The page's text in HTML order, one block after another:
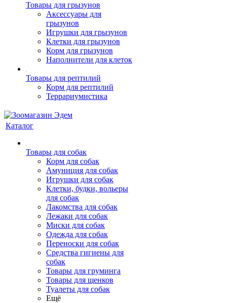
Товары для грызунов
Аксессуары для
грызунов
Игрушки для грызунов
Клетки для грызунов
Корм для грызунов
Наполнители для клеток
Товары для рептилий
Корм для рептилий
Террариумистика
Каталог
Товары для собак
Корм для собак
Амуниция для собак
Игрушки для собак
Клетки, будки, вольеры
для собак
Лакомства для собак
Лежаки для собак
Миски для собак
Одежда для собак
Переноски для собак
Средства гигиены для
собак
Товары для груминга
Товары для щенков
Туалеты для собак
Ещё